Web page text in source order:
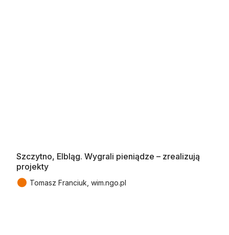
Szczytno, Elbląg. Wygrali pieniądze – zrealizują
projekty
● Tomasz Franciuk, wim.ngo.pl